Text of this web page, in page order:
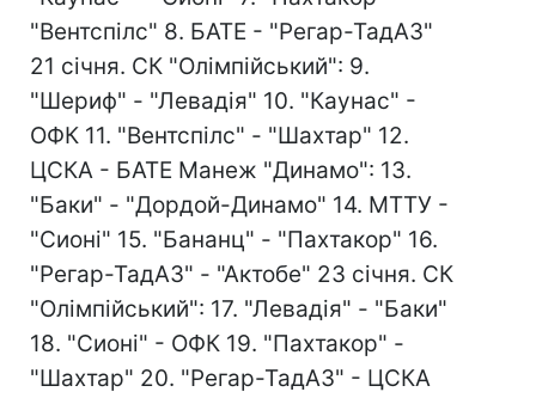
"Вентспілс" 8. БАТЕ - "Регар-ТадАЗ"
21 січня. СК "Олімпійський": 9.
"Шериф" - "Левадія" 10. "Каунас" -
ОФК 11. "Вентспілс" - "Шахтар" 12.
ЦСКА - БАТЕ Манеж "Динамо": 13.
"Баки" - "Дордой-Динамо" 14. МТТУ -
"Сионі" 15. "Бананц" - "Пахтакор" 16.
"Регар-ТадАЗ" - "Актобе" 23 січня. СК
"Олімпійський": 17. "Левадія" - "Баки"
18. "Сионі" - ОФК 19. "Пахтакор" -
"Шахтар" 20. "Регар-ТадАЗ" - ЦСКА